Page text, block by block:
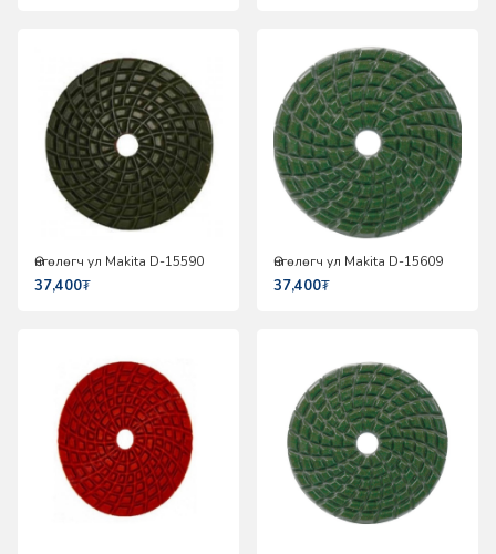
Өнгөлөгч ул Makita D-15590
37,400₮
Өнгөлөгч ул Makita D-15609
37,400₮